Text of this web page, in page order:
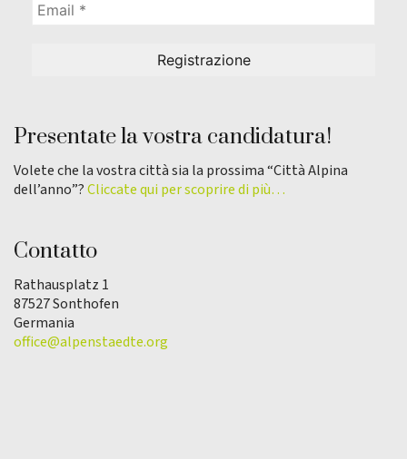
Presentate la vostra candidatura!
Volete che la vostra città sia la prossima “Città Alpina
dell’anno”?Cliccate qui per scoprire di più…
Contatto
Rathausplatz 1
87527 Sonthofen
Germania
office@alpenstaedte.org